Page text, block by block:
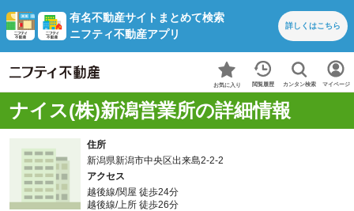
有名不動産サイトまとめて検索
ニフティ不動産アプリ
詳しくはこちら
お気に入り 閲覧履歴 カンタン検索 マイページ
ナイス(株)新潟営業所の詳細情報
住所
新潟県新潟市中央区出来島2-2-2
アクセス
越後線/関屋 徒歩24分
越後線/上所 徒歩26分